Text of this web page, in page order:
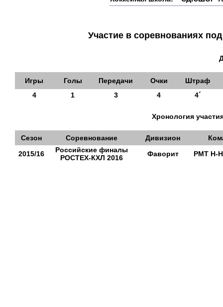
Участие в соревнованиях
Игры Голы Передачи Очки
Штраф
4
1 3 4 4´
Хронология
Сезон Соревнование Дивизион
2015/16
Российские финалы
РОСТЕХ-КХЛ 2016
Фаворит РМТ Н-